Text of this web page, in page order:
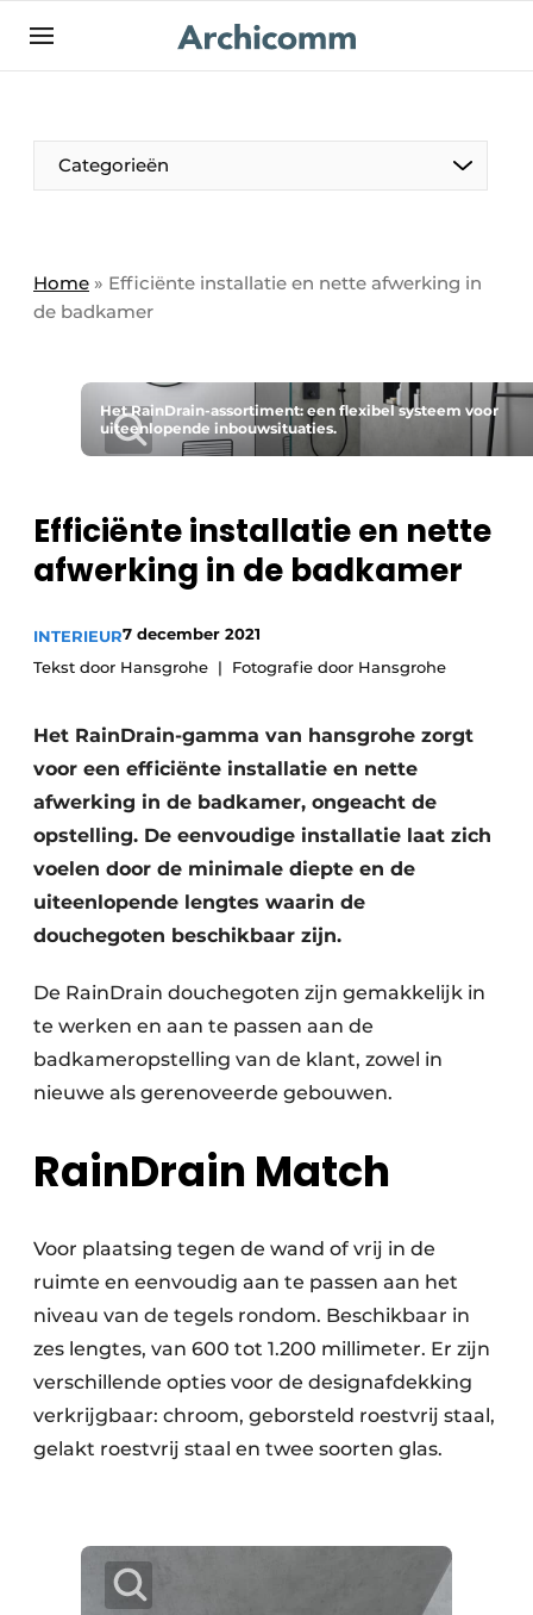
NL be-FR
Categorieën
Home » Efficiënte installatie en nette afwerking in
de badkamer
Het RainDrain-assortiment: een flexibel systeem voor
uiteenlopende inbouwsituaties.
Efficiënte installatie en nette
afwerking in de badkamer
INTERIEUR7 december 2021
Tekst door Hansgrohe
Fotografie door Hansgrohe
Het RainDrain-gamma van hansgrohe zorgt
voor een efficiënte installatie en nette
afwerking in de badkamer, ongeacht de
opstelling. De eenvoudige installatie laat zich
voelen door de minimale diepte en de
uiteenlopende lengtes waarin de
douchegoten beschikbaar zijn.
De RainDrain douchegoten zijn gemakkelijk in
te werken en aan te passen aan de
badkameropstelling van de klant, zowel in
nieuwe als gerenoveerde gebouwen.
RainDrain Match
Voor plaatsing tegen de wand of vrij in de
ruimte en eenvoudig aan te passen aan het
niveau van de tegels rondom. Beschikbaar in
zes lengtes, van 600 tot 1.200 millimeter. Er zijn
verschillende opties voor de designafdekking
verkrijgbaar: chroom, geborsteld roestvrij staal,
gelakt roestvrij staal en twee soorten glas.